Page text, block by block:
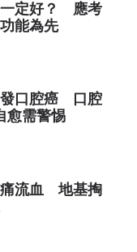
一定好？ 應考
能為先
發口腔癌 口腔
愈需警惕
痛流血 地基掏